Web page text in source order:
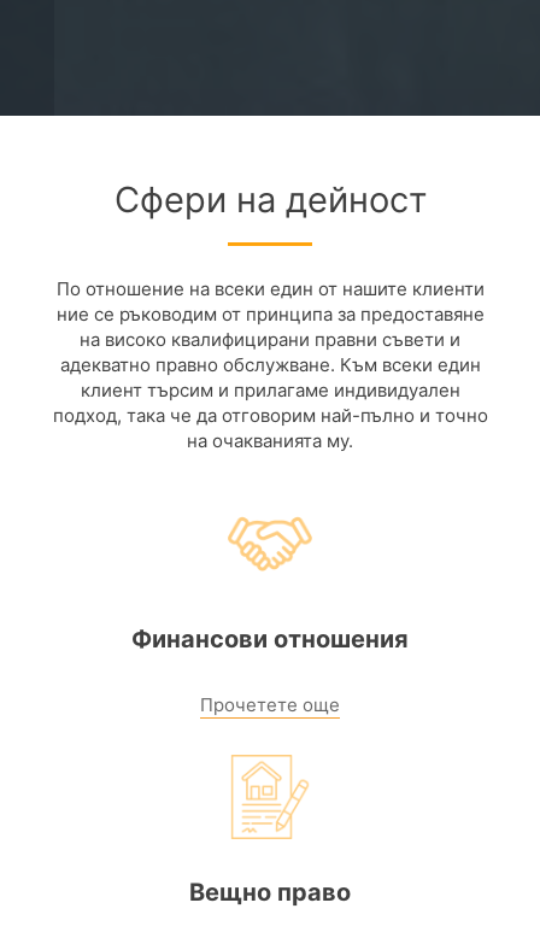
Сфери на дейност
По отношение на всеки един от нашите клиенти
ние се ръководим от принципа за предоставяне
на високо квалифицирани правни съвети и
адекватно правно обслужване. Към всеки един
клиент търсим и прилагаме индивидуален
подход, така че да отговорим най-пълно и точно
на очакванията му.
Финансови отношения
Прочетете още
Вещно право